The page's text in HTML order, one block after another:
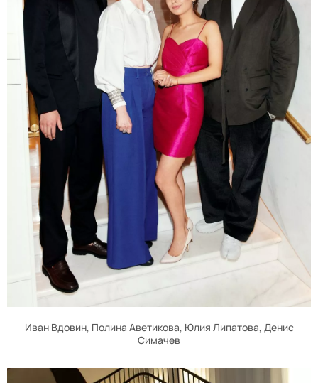
Иван Вдовин, Полина Аветикова, Юлия Липатова, Денис
Симачев